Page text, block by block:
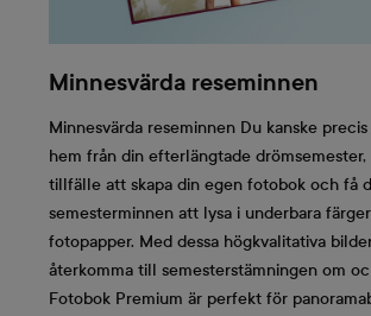
Minnesvärda reseminnen
Minnesvärda reseminnen Du kanske
hem från din efterlängtade
tillfälle att skapa din egen fotobok och få
semesterminnen att lysa i underbara
fotopapper. Med dessa högkvalitativa
återkomma till semesterstämningen om
Fotobok Premium är perfekt för